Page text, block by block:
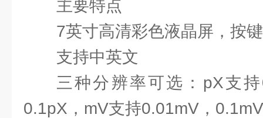
主要特点
7英寸高清彩色液晶屏，按
支持中英文
三种分辨率可选：pX支
0.1pX，mV支持0.01mV，